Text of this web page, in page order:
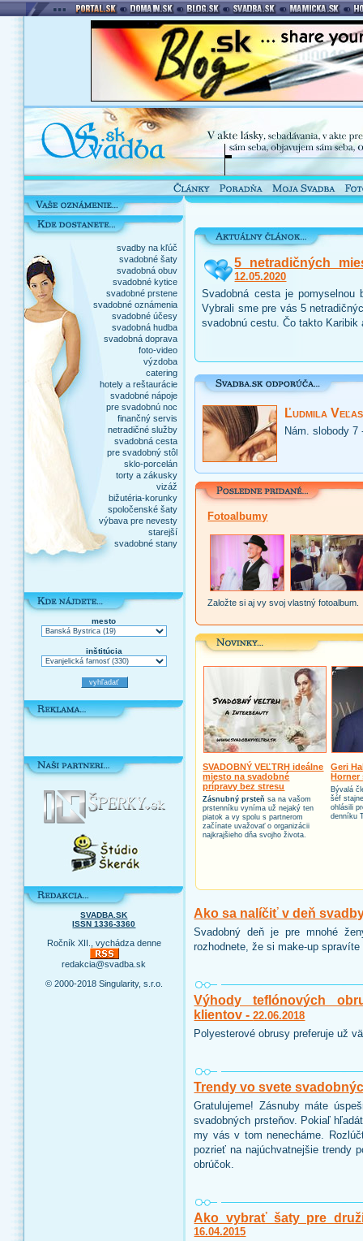
svadby na kľúč
svadobné šaty
svadobná obuv
svadobné kytice
svadobné prstene
svadobné oznámenia
svadobné účesy
svadobná hudba
svadobná doprava
foto-video
výzdoba
catering
hotely a reštaurácie
svadobné nápoje
pre svadobnú noc
finančný servis
netradičné služby
svadobná cesta
pre svadobný stôl
sklo-porcelán
torty a zákusky
vizáž
bižutéria-korunky
spoločenské šaty
výbava pre nevesty
starejší
svadobné stany
mesto
inštitúcia
SVADBA.SK
ISSN 1336-3360
Ročník XII., vychádza denne
redakcia@svadba.sk
© 2000-2018 Singularity, s.r.o.
5 netradičných
12.05.2020
Svadobná cesta je pomyselnou
Vybrali sme pre vás 5
svadobnú cestu. Čo takto Karibik
Ľudmila
Nám. slobody 7
Fotoalbumy
Založte si aj vy svoj vlastný fotoalbum.
SVADOBNÝ VEĽTRH ideálne
miesto na svadobné
prípravy bez stresu
Zásnubný prsteň sa na vašom
prstenníku vyníma už nejaký ten
piatok a vy spolu s partnerom
začínate uvažovať o organizácii
najkrajšieho dňa svojho života.
Geri
Horner
Bývalá
šéf
ohlásili
denníku
Ako sa nalíčiť v deň
Svadobný deň je pre mnohé
rozhodnete, že si make-up
Výhody teflónových
klientov -22.06.2018
Polyesterové obrusy preferuje už
Trendy vo svete
Gratulujeme! Zásnuby máte
svadobných prsteňov. Pokiaľ
my vás v tom nenecháme.
pozrieť na najúchvatnejšie trendy
obrúčok.
Ako vybrať šaty pre
16.04.2015